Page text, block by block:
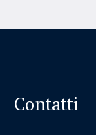
Contatti